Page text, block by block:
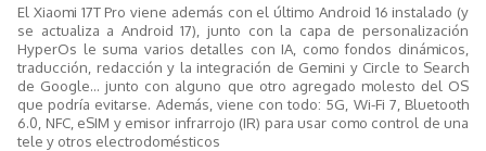
El Xiaomi 17T Pro viene además con el último Android 16 instalado (y
se actualiza a Android 17), junto con la capa de personalización
HyperOs le suma varios detalles con IA, como fondos dinámicos,
traducción, redacción y la integración de Gemini y Circle to Search
de Google… junto con alguno que otro agregado molesto del OS
que podría evitarse. Además, viene con todo: 5G, Wi-Fi 7, Bluetooth
6.0, NFC, eSIM y emisor infrarrojo (IR) para usar como control de una
tele y otros electrodomésticos